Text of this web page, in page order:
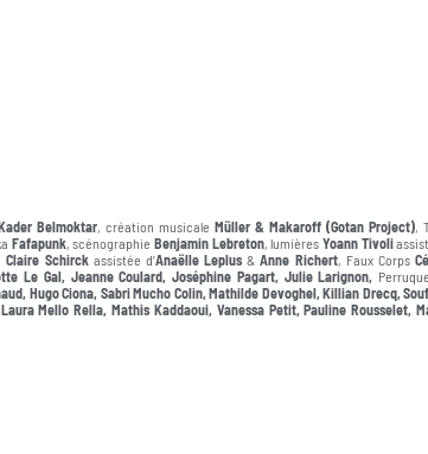
Belmoktar, création musicale Müller & Makaroff (Gotan Project),
Fafapunk, scénographieBenjamin Lebreton, lumières Yoann Tivoli
Claire Schirckassistée d’Anaëlle Leplus &Anne Richert, Faux Corps
Le Gal, Jeanne Coulard, Joséphine Pagart, Julie Larignon,
Hugo Ciona, Sabri Mucho Colin, Mathilde Devoghel, Killian Drecq,
Mello Rella, Mathis Kaddaoui, Vanessa Petit, Pauline Rousselet,